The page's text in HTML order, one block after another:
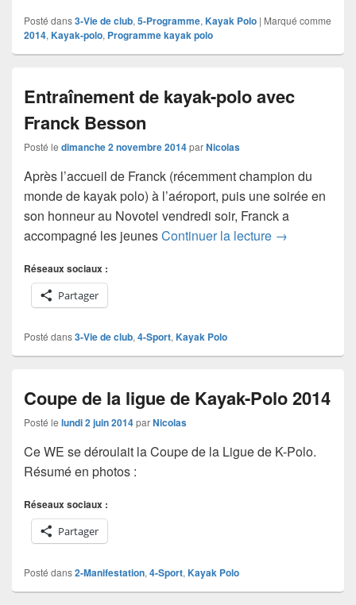
Posté dans3-Vie de club, 5-Programme, Kayak Polo | Marqué comme
2014, Kayak-polo, Programme kayak polo
Entraînement de kayak-polo avec
Franck Besson
Posté le dimanche 2 novembre 2014parNicolas
Après l’accueil de Franck (récemment champion du
monde de kayak polo) à l’aéroport, puis une soirée en
son honneur au Novotel vendredi soir, Franck a
accompagné les jeunesContinuer la lecture Entraînement
→
Réseaux sociaux :
Partager
Posté dans3-Vie de club, 4-Sport, Kayak Polo
Coupe de la ligue de Kayak-Polo 2014
Posté le lundi 2 juin 2014parNicolas
Ce WE se déroulait la Coupe de la Ligue de K-Polo.
Résumé en photos :
Réseaux sociaux :
Partager
Posté dans2-Manifestation, 4-Sport, Kayak Polo